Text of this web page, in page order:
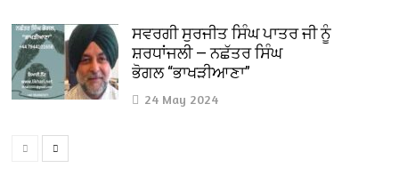
ਸਵਰਗੀ ਸੁਰਜੀਤ ਸਿੰਘ ਪਾਤਰ ਜੀ ਨੂੰ
ਸ਼ਰਧਾਂਜਲੀ — ਨਛੱਤਰ ਸਿੰਘ
ਭੋਗਲ “ਭਾਖੜੀਆਣਾ”
24 May 2024